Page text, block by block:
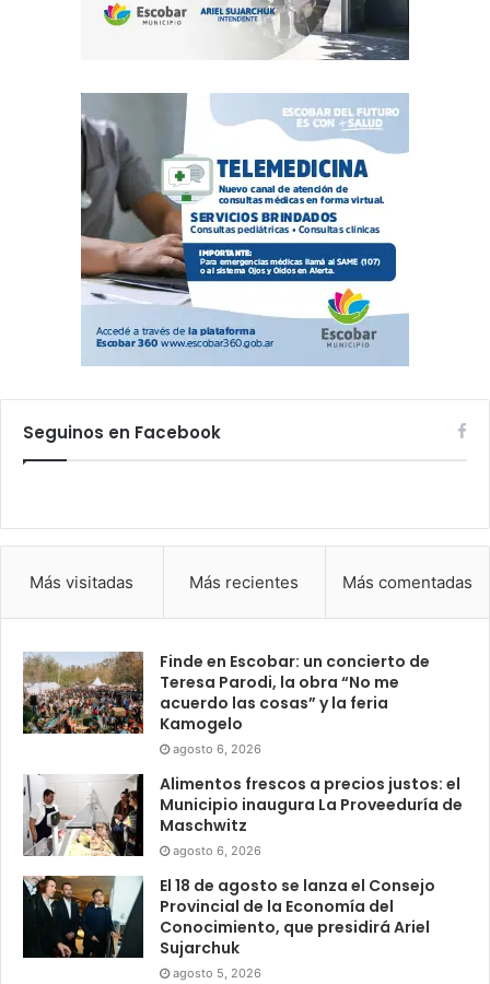
Seguinos en Facebook
Más visitadas Más recientes Más comentadas
Finde en Escobar: un concierto de
Teresa Parodi, la obra “No me
acuerdo las cosas” y la feria
Kamogelo
agosto 6, 2026
Alimentos frescos a precios justos: el
Municipio inaugura La Proveeduría de
Maschwitz
agosto 6, 2026
El 18 de agosto se lanza el Consejo
Provincial de la Economía del
Conocimiento, que presidirá Ariel
Sujarchuk
agosto 5, 2026